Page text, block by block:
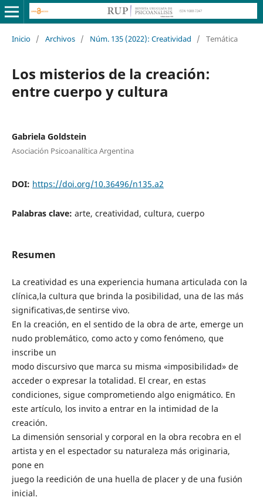
Inicio / Archivos / Núm. 135 (2022): Creatividad / Temática
Los misterios de la creación:
entre cuerpo y cultura
Gabriela Goldstein
Asociación Psicoanalítica Argentina
DOI: https://doi.org/10.36496/n135.a2
Palabras clave: arte, creatividad, cultura, cuerpo
Resumen
La creatividad es una experiencia humana articulada con la
clínica,la cultura que brinda la posibilidad, una de las más
significativas,de sentirse vivo.
En la creación, en el sentido de la obra de arte, emerge un
nudo problemático, como acto y como fenómeno, que
inscribe un
modo discursivo que marca su misma «imposibilidad» de
acceder o expresar la totalidad. El crear, en estas
condiciones, sigue comprometiendo algo enigmático. En
este artículo, los invito a entrar en la intimidad de la
creación.
La dimensión sensorial y corporal en la obra recobra en el
artista y en el espectador su naturaleza más originaria,
pone en
juego la reedición de una huella de placer y de una fusión
inicial.